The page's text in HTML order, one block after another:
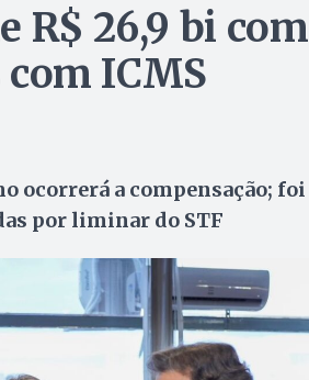
R$ 26,9 bi com
ICMS
ocorrerá a compensação; foi
por liminar do STF